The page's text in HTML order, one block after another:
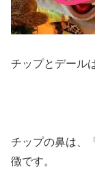
チップとデール
チップの鼻は、「
徴です。